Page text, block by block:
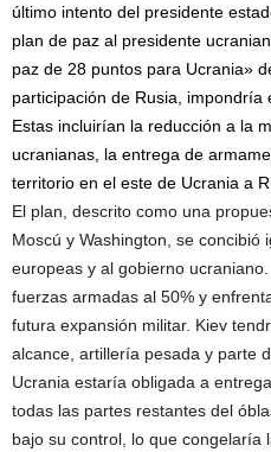
último intento del presidente
plan de paz al presidente
paz de 28 puntos para Ucrania»
participación de Rusia, impondría
Estas incluirían la reducción a la
ucranianas, la entrega de
territorio en el este de Ucrania a
El plan, descrito como una
Moscú y Washington, se concibió
europeas y al gobierno
fuerzas armadas al 50% y
futura expansión militar. Kiev
alcance, artillería pesada y parte
Ucrania estaría obligada a
todas las partes restantes del
bajo su control, lo que congelaría